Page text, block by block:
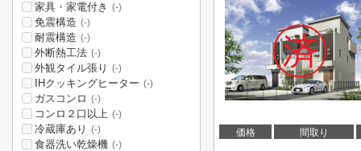
価格 間取り
家具・家電付き (-)
免震構造 (-)
耐震構造 (-)
外断熱工法 (-)
外観タイル張り (-)
IHクッキングヒーター (-)
ガスコンロ (-)
コンロ２口以上 (-)
冷蔵庫あり (-)
食器洗い乾燥機 (-)